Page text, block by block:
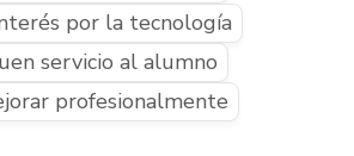
por la tecnología
servicio al alumno
profesionalmente